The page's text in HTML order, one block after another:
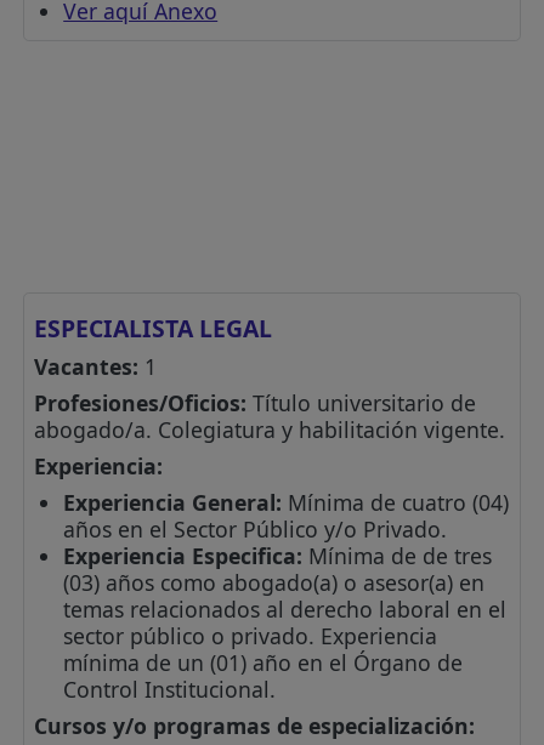
Ver aquí Anexo
ESPECIALISTA LEGAL
Vacantes: 1
Profesiones/Oficios: Título universitario de
abogado/a. Colegiatura y habilitación vigente.
Experiencia:
Experiencia General: Mínima de cuatro (04)
años en el Sector Público y/o Privado.
Experiencia Especifica: Mínima de de tres
(03) años como abogado(a) o asesor(a) en
temas relacionados al derecho laboral en el
sector público o privado. Experiencia
mínima de un (01) año en el Órgano de
Control Institucional.
Cursos y/o programas de especialización: